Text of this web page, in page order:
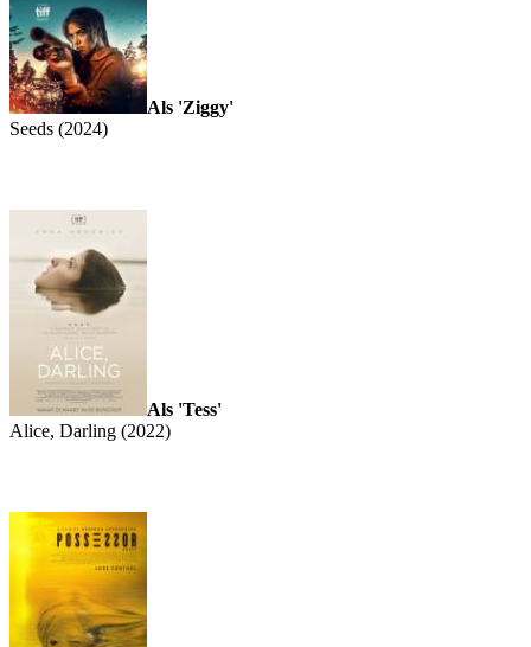
Als 'Ziggy'
Seeds (2024)
Als 'Tess'
Alice, Darling (2022)